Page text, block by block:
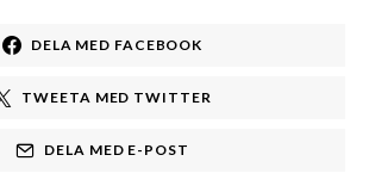
DELA MED FACEBOOK
TWEETA MED TWITTER
DELA MED E-POST